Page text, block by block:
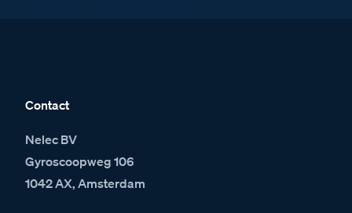
Contact
Nelec BV
Gyroscoopweg 106
1042 AX, Amsterdam